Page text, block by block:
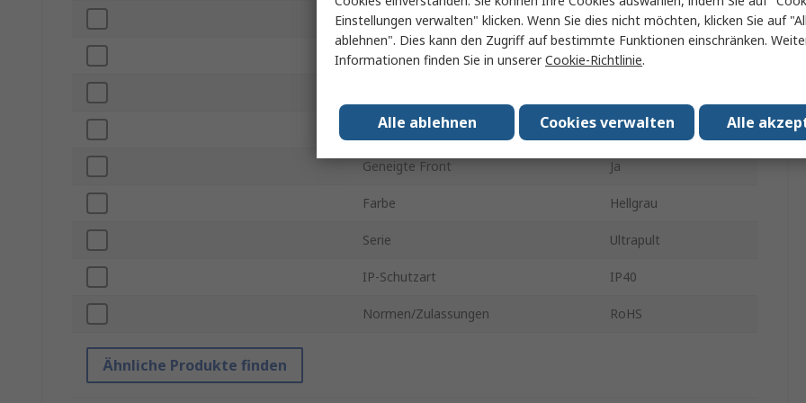
Länge Außen 290.9mm
Äußere Breite 198.9mm
Gewicht 650g
Geneigte Front Ja
Farbe Hellgrau
Serie Ultrapult
IP-Schutzart IP40
Normen/Zulassungen RoHS
Ähnliche Produkte finden
Einstellungen verwalten" klicken. Wenn Sie dies nicht möchten, klicken Sie auf
ablehnen". Dies kann den Zugriff auf bestimmte Funktionen einschränken.
Informationen finden Sie in unsererCookie-Richtlinie.
Alle
Cookies verwalten
Alle ablehnen